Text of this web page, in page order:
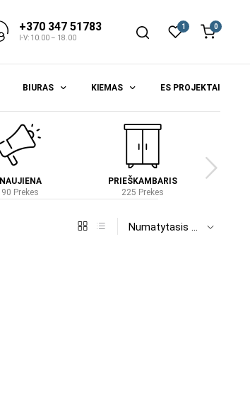
+370 347 51783
I-V: 10.00 – 18.00
1 0
BIURAS KIEMAS ES PROJEKTAI
NAUJIENA
90 Prekes
PRIEŠKAMBARIS
225 Prekes